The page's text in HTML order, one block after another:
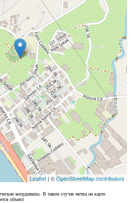
Leaflet| ©OpenStreetMap contributors
координаты. В таком случае метка на карте
объект.